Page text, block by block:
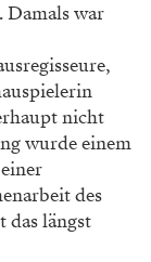
Damals war
nicht
wurde einem
des
das längst